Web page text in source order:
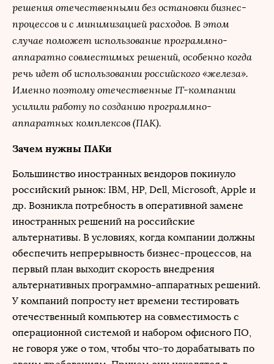
решения отечественными без остановки бизнес-
процессов и с минимизацией расходов. В этом
случае поможет использование программно-
аппаратно совместимых решений, особенно когда
речь идет об использовании российского «железа».
Именно поэтому отечественные IТ-компании
усилили работу по созданию программно-
аппаратных комплексов (ПАК).
Зачем нужны ПАКи
Большинство иностранных вендоров покинуло
российский рынок: IBM, HP, Dell, Microsoft, Apple и
др. Возникла потребность в оперативной замене
иностранных решений на российские
альтернативы. В условиях, когда компании должны
обеспечить непрерывность бизнес-процессов, на
первый план выходит скорость внедрения
альтернативных программно-аппаратных решений.
У компаний попросту нет времени тестировать
отечественный компьютер на совместимость с
операционной системой и набором офисного ПО,
не говоря уже о том, чтобы что-то дорабатывать по